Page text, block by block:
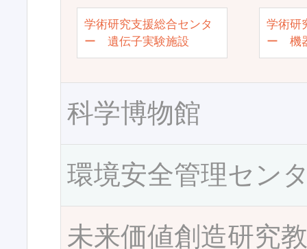
学術研究支援総合センタ
ー 遺伝子実験施設
学術研
ー 機
科学博物館
環境安全管理セン
未来価値創造研究